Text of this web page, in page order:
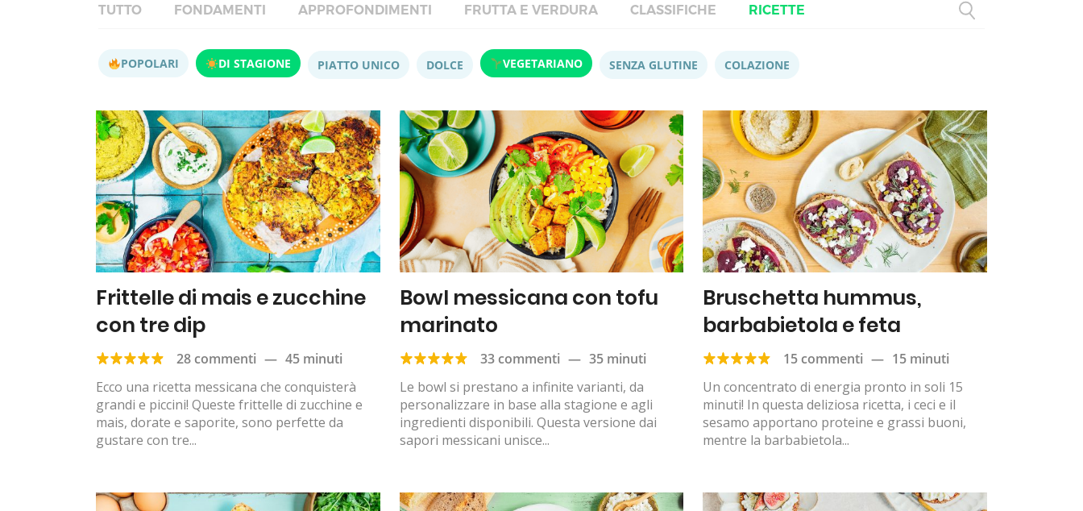
TUTTO FONDAMENTI APPROFONDIMENTI FRUTTA E VERDURA CLASSIFICHE RICETTE
POPOLARI DI STAGIONE PIATTO UNICO DOLCE VEGETARIANO SENZA GLUTINE COLAZIONE
Frittelle di mais e zucchine
con tre dip
28 commenti — 45 minuti
Ecco una ricetta messicana che conquisterà
grandi e piccini! Queste frittelle di zucchine e
mais, dorate e saporite, sono perfette da
gustare con tre...
Bowl messicana con tofu
marinato
33 commenti — 35 minuti
Le bowl si prestano a infinite varianti, da
personalizzare in base alla stagione e agli
ingredienti disponibili. Questa versione dai
sapori messicani unisce...
Bruschetta hummus,
barbabietola e feta
15 commenti — 15 minuti
Un concentrato di energia pronto in soli 15
minuti! In questa deliziosa ricetta, i ceci e il
sesamo apportano proteine e grassi buoni,
mentre la barbabietola...